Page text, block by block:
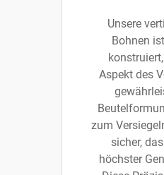
Unsere
Bohnen
Aspekt des
zum
sicher,
höchster